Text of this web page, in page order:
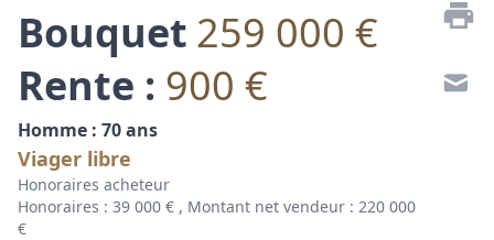
Bouquet 259 000 €
Rente : 900 €
Homme : 70 ans
Viager libre
Honoraires acheteur
Honoraires : 39 000 € , Montant net vendeur : 220 000
€